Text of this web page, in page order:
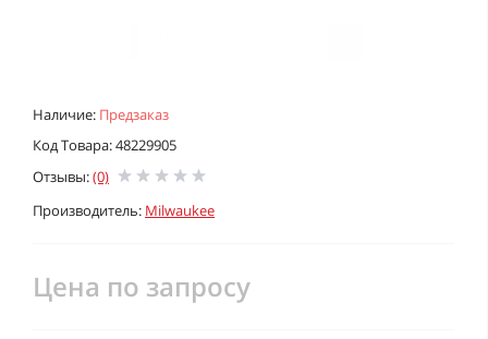
Наличие: Предзаказ
Код Товара: 48229905
Отзывы:(0)
Производитель: Milwaukee
Цена по запросу